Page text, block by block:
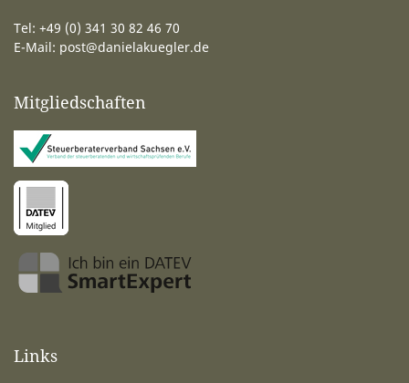
Tel: +49 (0) 341 30 82 46 70
E-Mail: post@danielakuegler.de
Mitgliedschaften
Links